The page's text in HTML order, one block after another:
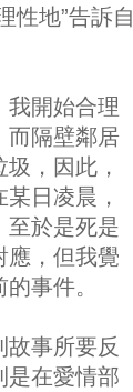
性地”告訴自
我開始合理
而隔壁鄰居
，因此，
日凌晨，
至於是死是
應，但我覺
事件。
事所要反
是在愛情部